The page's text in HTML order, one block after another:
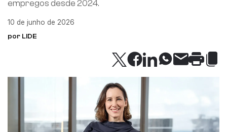
empregos desde 2024.
10 de junho de 2026
por LIDE